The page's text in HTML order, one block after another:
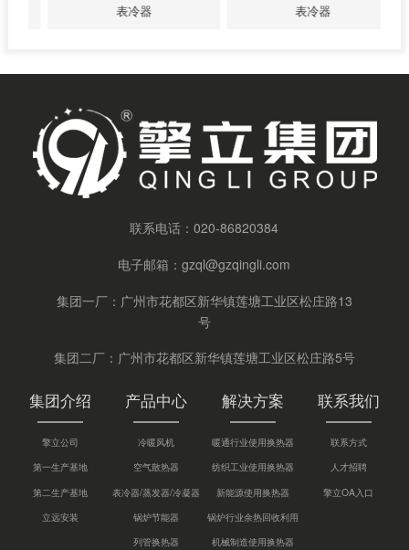
表冷器 表冷器
联系电话：020-86820384
电子邮箱：gzql@gzqingli.com
集团一厂：广州市花都区新华镇莲塘工业区松庄路13
号
集团二厂：广州市花都区新华镇莲塘工业区松庄路5号
集团介绍
擎立公司
第一生产基地
第二生产基地
立远安装
产品中心
冷暖风机
空气散热器
表冷器/蒸发器/冷凝器
锅炉节能器
列管换热器
解决方案
暖通行业使用换热器
纺织工业使用换热器
新能源使用换热器
锅炉行业余热回收利用
机械制造使用换热器
联系我们
联系方式
人才招聘
擎立OA入口